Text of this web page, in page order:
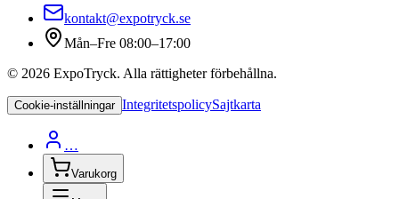
kontakt@expotryck.se
Mån–Fre 08:00–17:00
© 2026 ExpoTryck. Alla rättigheter förbehållna.
Cookie-inställningar IntegritetspolicySajtkarta
…
Varukorg